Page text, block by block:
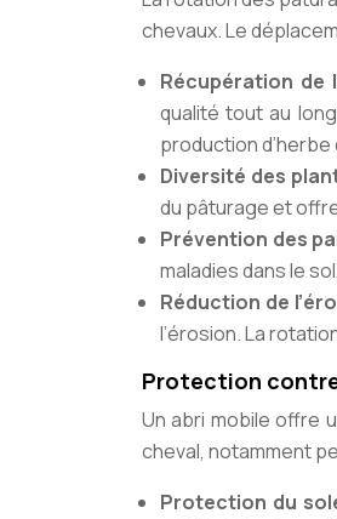
chevaux. Le
Récupération de
qualité tout au
production d’herbe
Diversité des
du pâturage et
Prévention des
maladies dans le
Réduction de
l’érosion. La
Protection
Un abri mobile offre
cheval, notamment
Protection du